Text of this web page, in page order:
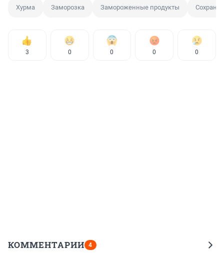
Хурма Заморозка Замороженные продукты
3 0 0 0 0
КОММЕНТАРИИ 4